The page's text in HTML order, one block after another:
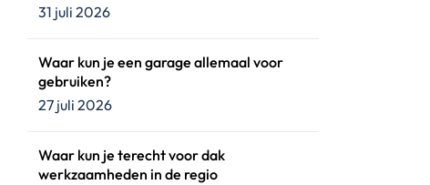
31 juli 2026
Waar kun je een garage allemaal voor
gebruiken?
27 juli 2026
Waar kun je terecht voor dak
werkzaamheden in de regio